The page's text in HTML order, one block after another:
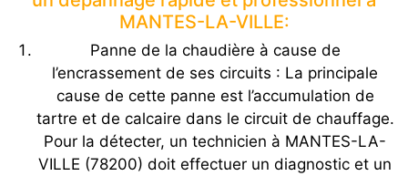
MANTES-LA-VILLE:
Panne de la chaudière à cause de
l’encrassement de ses circuits : La principale
cause de cette panne est l’accumulation de
tartre et de calcaire dans le circuit de chauffage.
Pour la détecter, un technicien à MANTES-LA-
VILLE (78200) doit effectuer un diagnostic et un